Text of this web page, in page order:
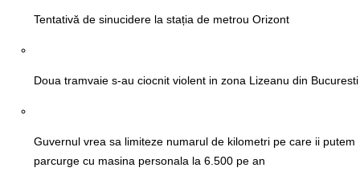
Tentativă de sinucidere la stația de metrou Orizont
Doua tramvaie s-au ciocnit violent in zona Lizeanu din Bucuresti
Guvernul vrea sa limiteze numarul de kilometri pe care ii putem
parcurge cu masina personala la 6.500 pe an